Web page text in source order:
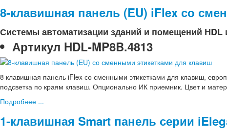
8-клавишная панель (EU) iFlex со
Системы автоматизации зданий и помещений HDL
Артикул HDL-MP8B.4813
8 клавишная панель iFlex со сменными этикетками для клавиш,
подсветка по краям клавиш. Опционально ИК приемник. Цвет и
Подробнее ...
1-клавишная Smart панель серии